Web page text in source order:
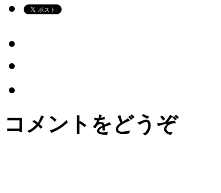
コメントをどうぞ